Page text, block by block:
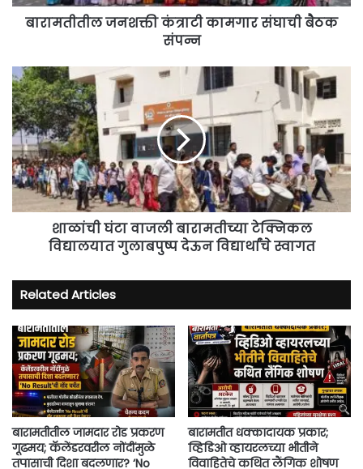
बारामतीतील जनशक्ती कंत्राटी कामगार संघाची बैठक
संपन्न
शाळांची
घंटा
वाजली
बारामतीच्या
टेक्निकल
विद्यालयात
गुलाबपुष्प
देऊन
विद्यार्थांचे
शाळांची घंटा वाजली बारामतीच्या टेक्निकल
विद्यालयात गुलाबपुष्प देऊन विद्यार्थांचे स्वागत
Related Articles
बारामतीतील जामदार रोड प्रकरण
गूढमय; कॅलेंडरवरील नोंदींमुळे
तपासाची दिशा बदलणार? ‘No
बारामतीत धक्कादायक प्रकार;
व्हिडिओ व्हायरलच्या भीतीने
विवाहितेचे कथित लैंगिक शोषण